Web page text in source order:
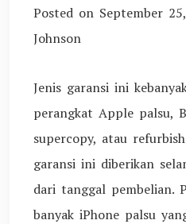
Posted on September
Johnson
Jenis garansi ini
perangkat Apple palsu,
supercopy, atau
garansi ini diberikan
dari tanggal pembelian.
banyak iPhone palsu